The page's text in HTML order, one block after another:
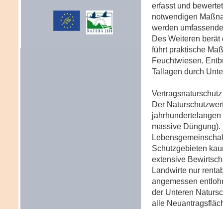
erfasst und
notwendigen
werden
Des Weiteren
führt praktische
Feuchtwiesen,
Tallagen durch
Vertragsnaturschutz
Der
massive
Schutzgebieten
extensive
Landwirte nur
angemessen
der Unteren
alle